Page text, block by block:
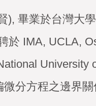
), 畢業於台灣大
於 IMA, UCLA,
分方程之邊界關